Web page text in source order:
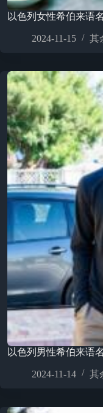
以色列女性希伯来语
2024-11-15 其
以色列男性希伯来语
2024-11-14 其